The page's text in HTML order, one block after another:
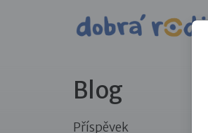
Blog
Příspěvek